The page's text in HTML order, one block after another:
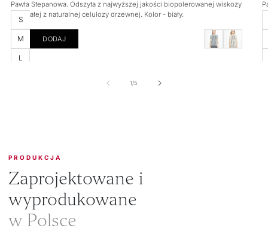
Pawła Stepanowa. Odszyta z najwyższej jakości biopolerowanej wiskozy
powstałej z naturalnej celulozy drzewnej. Kolor - biały.
Rozmiar
S
M
L
DODAJ
1/z5
PRODUKCJA
Zaprojektowane i
wyprodukowane
w Polsce